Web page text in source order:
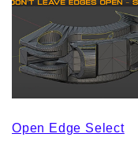
Open Edge Select